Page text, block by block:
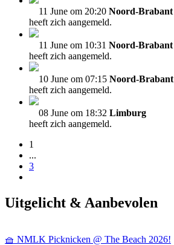
11 June om 20:20 Noord-Brabant
heeft zich aangemeld.
11 June om 10:31 Noord-Brabant
heeft zich aangemeld.
10 June om 07:15 Noord-Brabant
heeft zich aangemeld.
08 June om 18:32 Limburg
heeft zich aangemeld.
1
...
3
Uitgelicht & Aanbevolen
🧺 NMLK Picknicken @ The Beach 2026!